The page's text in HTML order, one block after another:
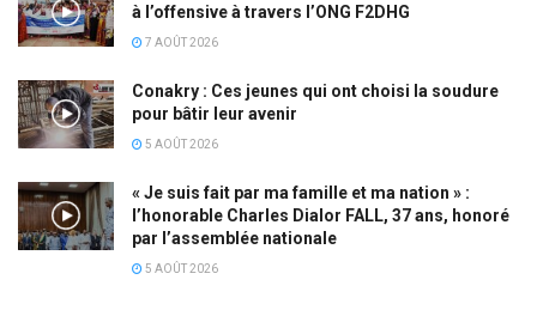
à l’offensive à travers l’ONG F2DHG
7 AOÛT 2026
Conakry : Ces jeunes qui ont choisi la soudure
pour bâtir leur avenir
5 AOÛT 2026
« Je suis fait par ma famille et ma nation » :
l’honorable Charles Dialor FALL, 37 ans, honoré
par l’assemblée nationale
5 AOÛT 2026